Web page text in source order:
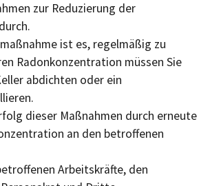
zur Reduzierung der
ist es, regelmäßig zu
Radonkonzentration müssen Sie
abdichten oder ein
dieser Maßnahmen durch erneute
an den betroffenen
Arbeitskräfte, den